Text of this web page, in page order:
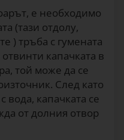
е необходимо
(тази отдолу,
) тръба с гумената
капачката в
той може да се
След като
вода, капачката се
от долния отвор